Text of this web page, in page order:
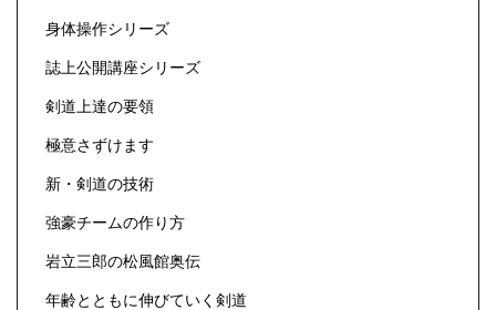
身体操作シリーズ
誌上公開講座シリーズ
剣道上達の要領
極意さずけます
新・剣道の技術
強豪チームの作り方
岩立三郎の松風館奥伝
年齢とともに伸びていく剣道